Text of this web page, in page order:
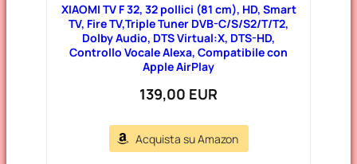
XIAOMI TV F 32, 32 pollici (81 cm), HD, Smart
TV, Fire TV,Triple Tuner DVB-C/S/S2/T/T2,
Dolby Audio, DTS Virtual:X, DTS-HD,
Controllo Vocale Alexa, Compatibile con
Apple AirPlay
139,00 EUR
Acquista su Amazon